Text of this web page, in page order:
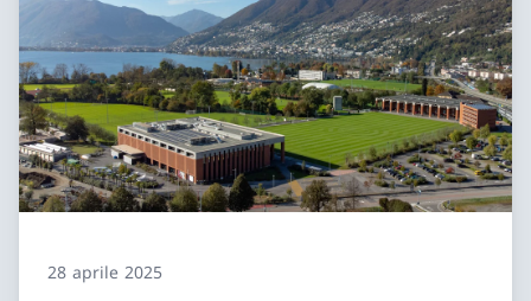
28 aprile 2025